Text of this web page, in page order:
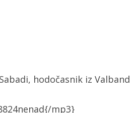
hodočasnik iz
mp3}